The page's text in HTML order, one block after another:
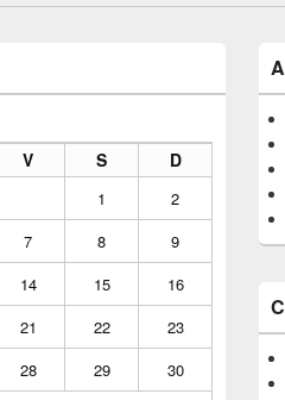
V S D
1
2
7 8
9
14 15
16
21 22
23
28 29
30